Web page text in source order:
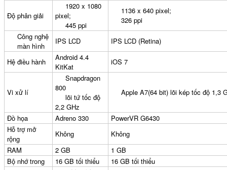
Túi đựng iPad
Độ phân giải
1920 x 1080
pixel;
445 ppi
1136 x 640 pixel;
326 ppi
Công nghệ
màn hình
IPS LCD IPS LCD (Retina)
Hệ điều hành
Android 4.4
KitKat
iOS 7
Vi xử lí
Snapdragon
800
lõi tứ tốc độ
2,2 GHz
Apple A7(64 bit) lõi kép tốc độ 1,3
Đồ họa Adreno 330
PowerVR G6430
Hỗ trợ mở
rộng
Không
Không
RAM
2 GB
1 GB
Bộ nhớ trong
16 GB tối thiểu 16 GB tối thiểu